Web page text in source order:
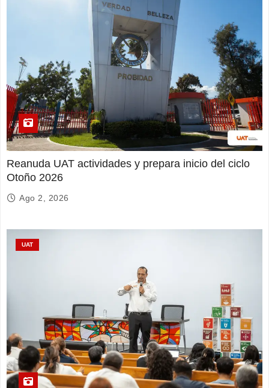
Reanuda UAT actividades y prepara inicio del ciclo
Otoño 2026
Ago 2, 2026
UAT